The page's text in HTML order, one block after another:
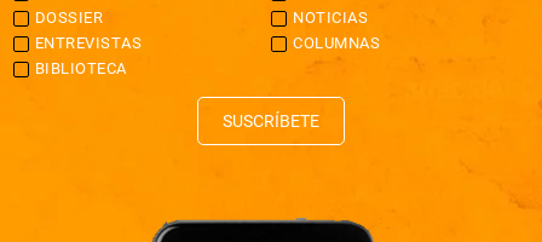
DOSSIER
NOTICIAS
ENTREVISTAS
COLUMNAS
BIBLIOTECA
SUSCRÍBETE